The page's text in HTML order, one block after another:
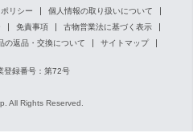
リシー
個人情報の取り扱いについて
免責事項
古物営業法に基づく表示
の返品・交換について サイトマップ
登録番号：第72号
All Rights Reserved.